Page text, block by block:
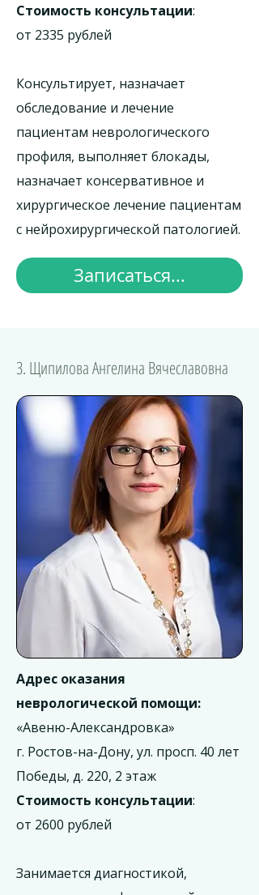
Стоимость консультации:
от 2335 рублей
Консультирует, назначает
обследование и лечение
пациентам неврологического
профиля, выполняет блокады,
назначает консервативное и
хирургическое лечение пациентам
с нейрохирургической патологией.
Записаться...
3. Щипилова Ангелина Вячеславовна
Адрес оказания
неврологической помощи:
«Авеню-Александровка»
г. Ростов-на-Дону, ул. просп. 40 лет
Победы, д. 220, 2 этаж
Стоимость консультации:
от 2600 рублей
Занимается диагностикой,